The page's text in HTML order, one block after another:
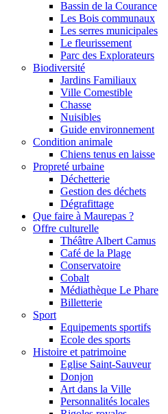
Bassin de la Courance
Les Bois communaux
Les serres municipales
Le fleurissement
Parc des Explorateurs
Biodiversité
Jardins Familiaux
Ville Comestible
Chasse
Nuisibles
Guide environnement
Condition animale
Chiens tenus en laisse
Propreté urbaine
Déchetterie
Gestion des déchets
Dégrafittage
Que faire à Maurepas ?
Offre culturelle
Théâtre Albert Camus
Café de la Plage
Conservatoire
Cobalt
Médiathèque Le Phare
Billetterie
Sport
Equipements sportifs
Ecole des sports
Histoire et patrimoine
Eglise Saint-Sauveur
Donjon
Art dans la Ville
Personnalités locales